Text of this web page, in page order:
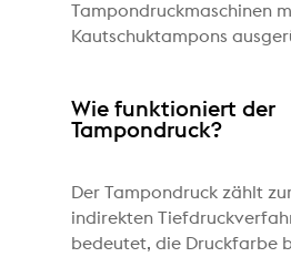
Tampondruckmaschinen
Kautschuktampons
Wie funktioniert der
Tampondruck?
Der Tampondruck zählt
indirekten
bedeutet, die Druckfarbe